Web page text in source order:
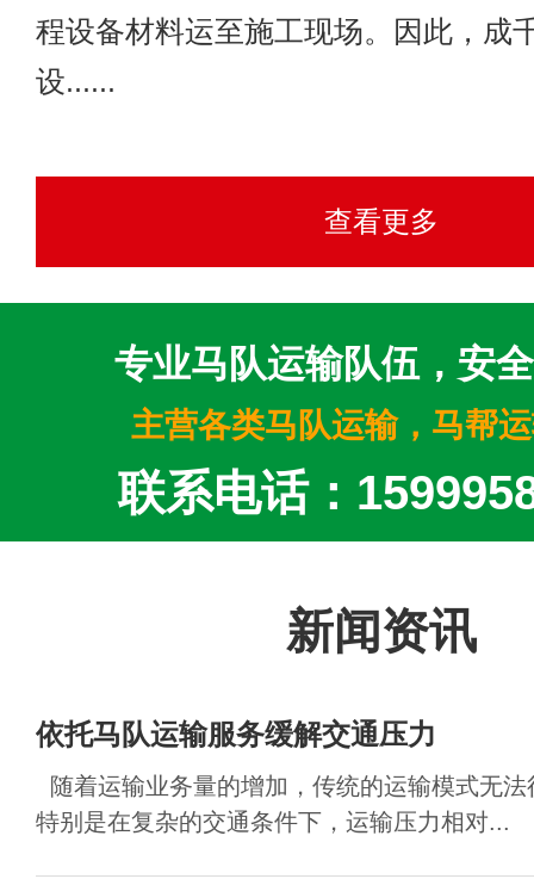
程设备材料运至施工现场。因此，成
设......
查看更多
专业马队运输队伍，安
主营各类马队运输，马帮
联系电话：
新闻资讯
依托马队运输服务缓解交通压力
随着运输业务量的增加，传统的运输模式无
特别是在复杂的交通条件下，运输压力相对...